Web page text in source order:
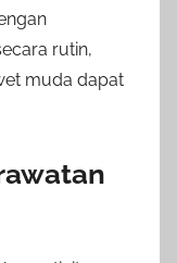
rutin,
muda dapat